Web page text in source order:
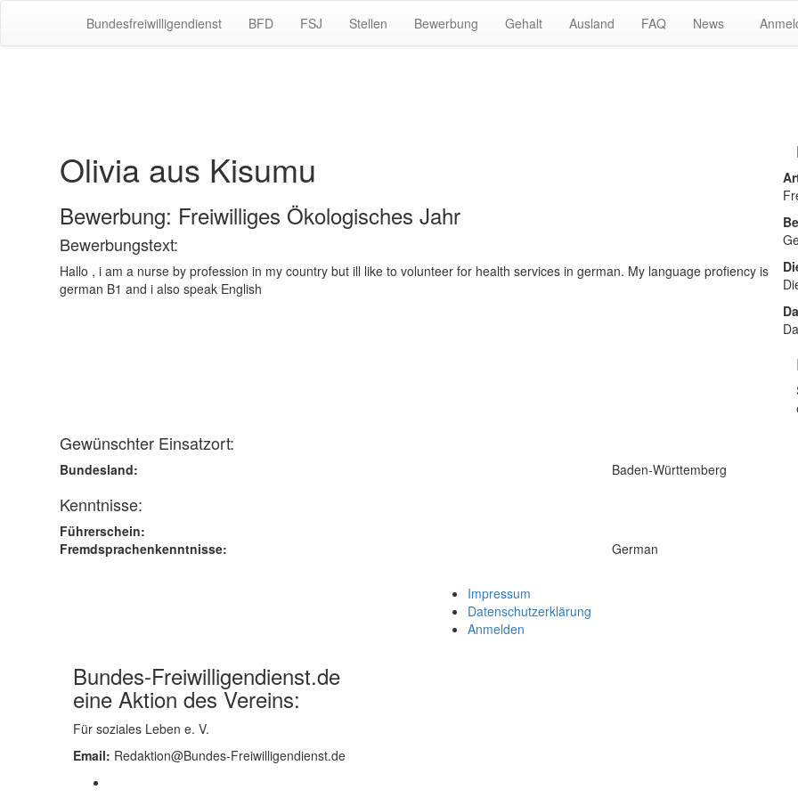
Bundesfreiwilligendienst BFD FSJ Stellen Bewerbung Gehalt Ausland FAQ News
Olivia aus Kisumu
Bewerbung: Freiwilliges Ökologisches Jahr
Bewerbungstext:
Hallo , i am a nurse by profession in my country but ill like to volunteer for health services in german. My language profiency is
german B1 and i also speak English
Gewünschter Einsatzort:
Bundesland: Baden-Württemberg
Kenntnisse:
Führerschein:
Fremdsprachenkenntnisse:
German
Impressum
Datenschutzerklärung
Anmelden
Bundes-Freiwilligendienst.de
eine Aktion des Vereins:
Für soziales Leben e. V.
Email: Redaktion@Bundes-Freiwilligendienst.de